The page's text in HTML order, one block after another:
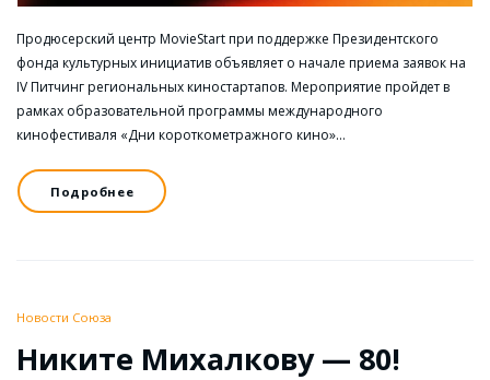
Продюсерский центр MovieStart при поддержке Президентского
фонда культурных инициатив объявляет о начале приема заявок на
IV Питчинг региональных киностартапов. Мероприятие пройдет в
рамках образовательной программы международного
кинофестиваля «Дни короткометражного кино»…
Подробнее
Новости Союза
Никите Михалкову — 80!